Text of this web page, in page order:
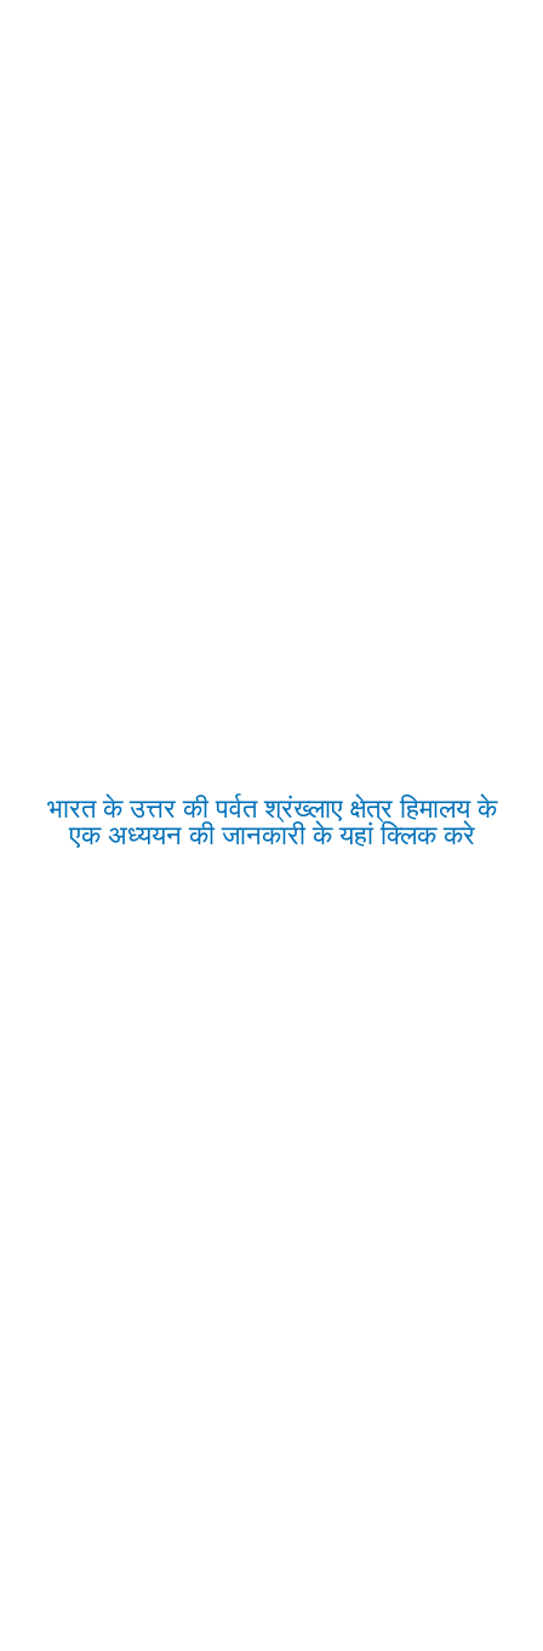
भारत के उत्तर की पर्वत श्रंख्लाए क्षेत्र हिमालय के
एक अध्ययन की जानकारी के यहां क्लिक करे